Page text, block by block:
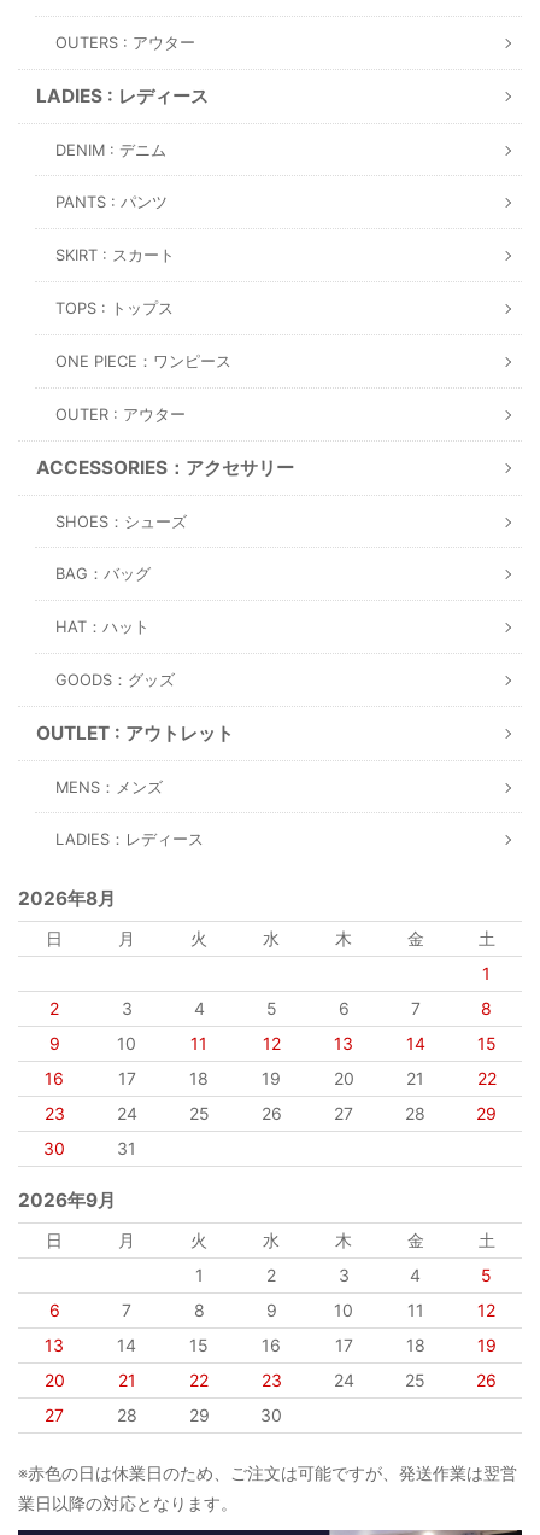
OUTERS : アウター
LADIES : レディース
DENIM : デニム
PANTS : パンツ
SKIRT : スカート
TOPS : トップス
ONE PIECE：ワンピース
OUTER : アウター
ACCESSORIES：アクセサリー
SHOES：シューズ
BAG：バッグ
HAT：ハット
GOODS：グッズ
OUTLET : アウトレット
MENS：メンズ
LADIES：レディース
2026年8月
日 月 火 水 木 金
土
1
2
3 4 5 6 7
8
9
10 11 12 13 14
15
16
17 18 19 20 21
22
23
24 25 26 27 28
29
30
31
2026年9月
日 月 火 水 木 金
土
1
2 3 4
5
6
7 8 9 10 11
12
13
14 15 16 17 18
19
20
21 22 23 24 25
26
27
28 29 30
※赤色の日は休業日のため、ご注文は可能ですが、発送作業は翌営
業日以降の対応となります。